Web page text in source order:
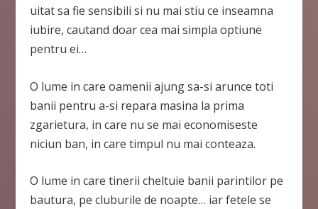
uitat sa fie sensibili si nu mai stiu ce inseamna
iubire, cautand doar cea mai simpla optiune
pentru ei…
O lume in care oamenii ajung sa-si arunce toti
banii pentru a-si repara masina la prima
zgarietura, in care nu se mai economiseste
niciun ban, in care timpul nu mai conteaza.
O lume in care tinerii cheltuie banii parintilor pe
bautura, pe cluburile de noapte… iar fetele se